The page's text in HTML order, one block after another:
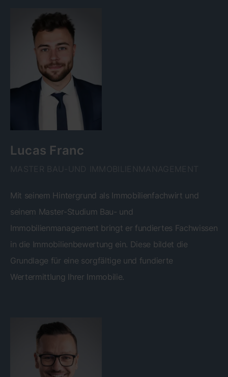
Lucas Franc
Mit seinem Hintergrund als Immobilienfachwirt und
seinem Master-Studium Bau- und
Immobilienmanagement bringt er fundiertes Fachwissen
in die Immobilienbewertung ein. Diese bildet die
Grundlage für eine sorgfältige und fundierte
Wertermittlung Ihrer Immobilie.